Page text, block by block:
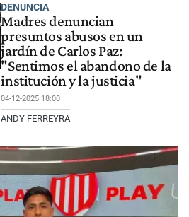
DENUNCIA
Madres denuncian
presuntos abusos en un
jardín de Carlos Paz:
"Sentimos el abandono de la
institución y la justicia"
04-12-2025 18:00
ANDY FERREYRA